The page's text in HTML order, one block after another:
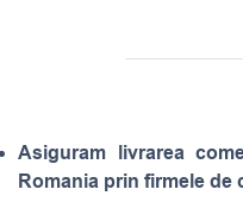
Asiguram livrarea
Romania prin firmele de